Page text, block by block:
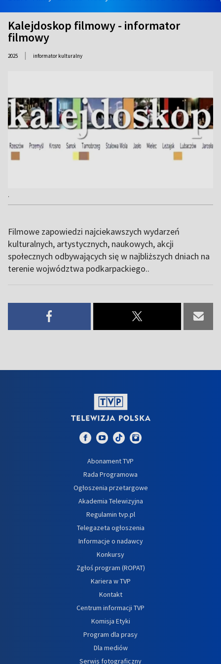
Kalejdoskop filmowy - informator
filmowy
2025 | informator kulturalny
.
Filmowe zapowiedzi najciekawszych wydarzeń
kulturalnych, artystycznych, naukowych, akcji
społecznych odbywających się w najbliższych dniach na
terenie wojwództwa podkarpackiego..
Abonament TVP
Rada Programowa
Ogłoszenia przetargowe
Akademia Telewizyjna
Regulamin tvp.pl
Telegazeta ogłoszenia
Informacje o nadawcy
Konkursy
Zgłoś program (ROPAT)
Kariera w TVP
Kontakt
Centrum informacji TVP
Komisja Etyki
Program dla prasy
Dla mediów
Serwis fotograficzny